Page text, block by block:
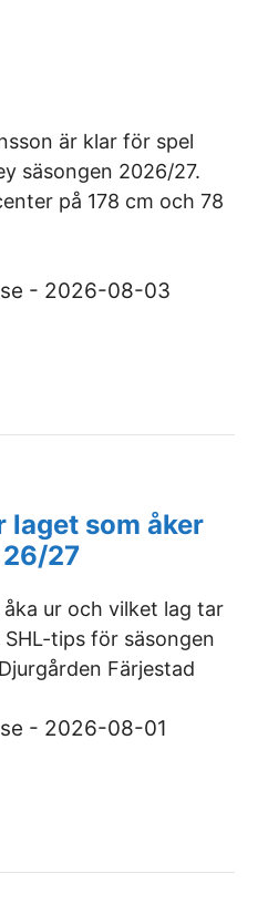
är klar för spel
säsongen 2026/27.
på 178 cm och 78
- 2026-08-03
laget som åker
27
ur och vilket lag tar
tips för säsongen
Färjestad
- 2026-08-01